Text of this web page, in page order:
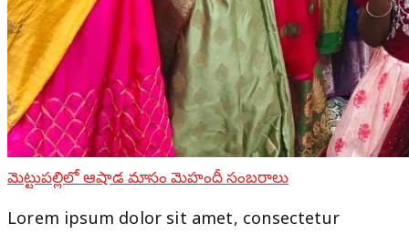
మెట్టుపల్లిలో ఆషాడ మాసం మెహందీ సంబరాలు
Lorem ipsum dolor sit amet, consectetur